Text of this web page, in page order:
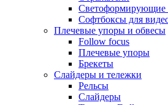
Светоформирующие
Софтбоксы для
Плечевые упоры и обвесы
Follow focus
Плечевые упоры
Брекеты
Слайдеры и тележки
Рельсы
Слайдеры